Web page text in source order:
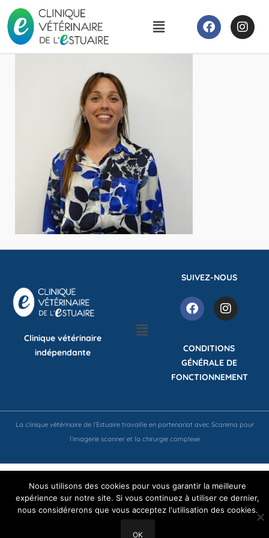
Clinique vétérinaire
indépendante
SUIVEZ-NOUS
CONDITIONS
GÉNÉRALE DE
FONCTIONNEMENT
La clinique vétérinaire de l’Estuaire travaille en partenariat avec Scanima pour
l’imagerie scanner et la chirurgie complexe
Nous utilisons des cookies pour vous garantir la meilleure
expérience sur notre site. Si vous continuez à utiliser ce dernier,
nous considérerons que vous acceptez l'utilisation des cookies.
OK